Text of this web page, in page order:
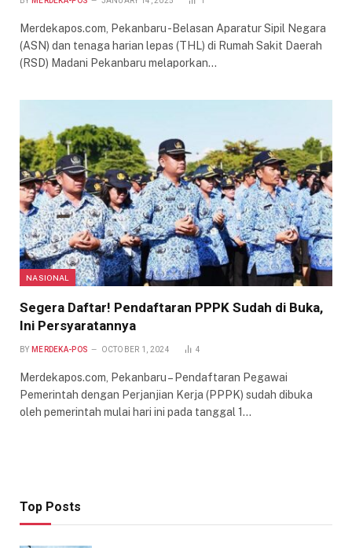
Merdekapos.com, Pekanbaru -Belasan Aparatur Sipil Negara
(ASN) dan tenaga harian lepas (THL) di Rumah Sakit Daerah
(RSD) Madani Pekanbaru melaporkan…
NASIONAL
Segera Daftar! Pendaftaran PPPK Sudah di Buka,
Ini Persyaratannya
BY MERDEKA-POS OCTOBER 1, 2024 4
Merdekapos.com, Pekanbaru – Pendaftaran Pegawai
Pemerintah dengan Perjanjian Kerja (PPPK) sudah dibuka
oleh pemerintah mulai hari ini pada tanggal 1…
Top Posts